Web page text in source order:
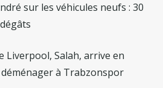
sur les véhicules neufs : 30
Liverpool, Salah, arrive en
à Trabzonspor